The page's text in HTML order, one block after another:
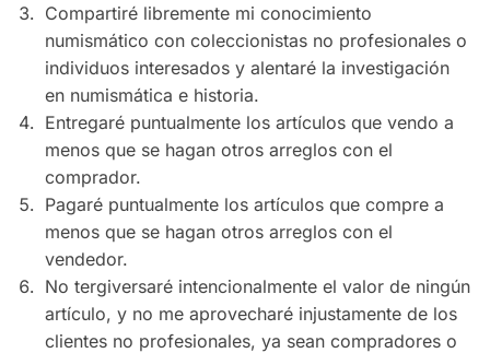
Compartiré libremente mi conocimiento
numismático con coleccionistas no profesionales o
individuos interesados ​​y alentaré la investigación
en numismática e historia.
Entregaré puntualmente los artículos que vendo a
menos que se hagan otros arreglos con el
comprador.
Pagaré puntualmente los artículos que compre a
menos que se hagan otros arreglos con el
vendedor.
No tergiversaré intencionalmente el valor de ningún
artículo, y no me aprovecharé injustamente de los
clientes no profesionales, ya sean compradores o